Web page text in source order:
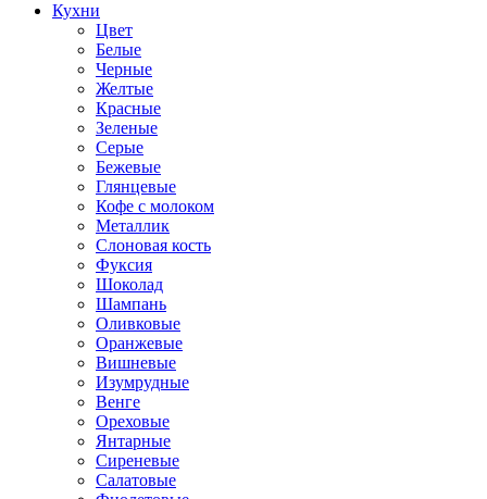
Кухни
Цвет
Белые
Черные
Желтые
Красные
Зеленые
Серые
Бежевые
Глянцевые
Кофе с молоком
Металлик
Слоновая кость
Фуксия
Шоколад
Шампань
Оливковые
Оранжевые
Вишневые
Изумрудные
Венге
Ореховые
Янтарные
Сиреневые
Салатовые